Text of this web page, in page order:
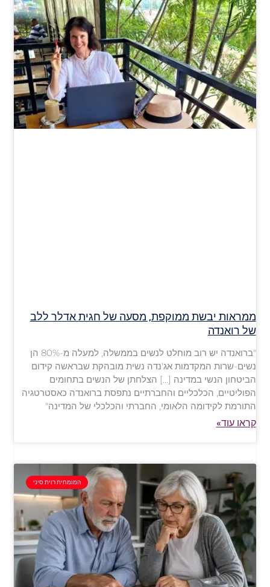
ממראות יבשת ממוקפת, מסעה של חגית אדלר ללב
של רואנדה
"ברואנדה יש רוב מוחלט לנשים בממשלה, למעלה מ-80% הן
נשים-שרות המקדמות אג'נדה נשית מובהקת שבראשה קידום
הביטחון הנשי במדינה […] הצלחתן של הנשים בתחומים
הפוליטיים, הכלכליים והחברתיים נתפסת ברואנדה כאסטרטגיה
התורמת לקידומה הלאומי, החברתי והכלכלי של המדינה"
קראו עוד»
המומחית רוית סיני